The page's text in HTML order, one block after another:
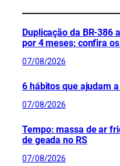
Duplicação da BR-386
por 4 meses; confira
07/08/2026
6 hábitos que ajudam
07/08/2026
Tempo: massa de ar
de geada no RS
07/08/2026